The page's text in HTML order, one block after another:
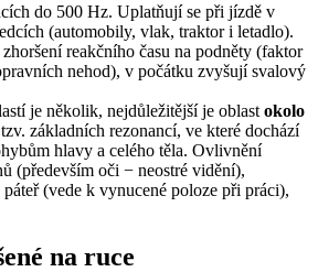
do 500 Hz. Uplatňují se při jízdě v
(automobily, vlak, traktor i letadlo).
reakčního času na podněty (faktor
nehod), v počátku zvyšují svalový
je několik, nejdůležitější je oblast okolo
základních rezonancí, ve které dochází
hlavy a celého těla. Ovlivnění
(především oči − neostré vidění),
(vede k vynucené poloze při práci),
na ruce